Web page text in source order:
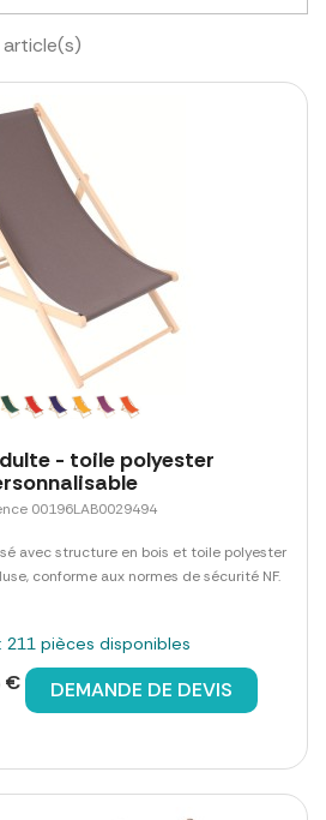
- toile polyester
00196LAB0029494
avec structure en bois et toile polyester
conforme aux normes de sécurité NF.
211 pièces disponibles
€ DEMANDE DE DEVIS